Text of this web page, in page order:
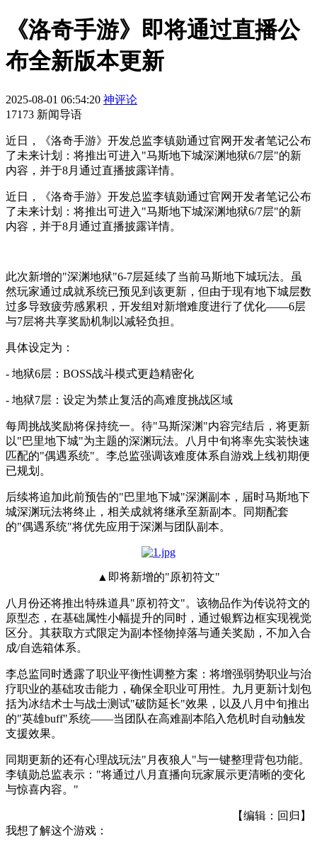
《洛奇手游》即将通过直播公
布全新版本更新
2025-08-01 06:54:20 神评论
17173 新闻导语
近日，《洛奇手游》开发总监李镇勋通过官网开发者笔记公布
了未来计划：将推出可进入"马斯地下城深渊地狱6/7层"的新
内容，并于8月通过直播披露详情。
近日，《洛奇手游》开发总监李镇勋通过官网开发者笔记公布
了未来计划：将推出可进入"马斯地下城深渊地狱6/7层"的新
内容，并于8月通过直播披露详情。
此次新增的"深渊地狱"6-7层延续了当前马斯地下城玩法。虽
然玩家通过成就系统已预见到该更新，但由于现有地下城层数
过多导致疲劳感累积，开发组对新增难度进行了优化——6层
与7层将共享奖励机制以减轻负担。
具体设定为：
- 地狱6层：BOSS战斗模式更趋精密化
- 地狱7层：设定为禁止复活的高难度挑战区域
每周挑战奖励将保持统一。待"马斯深渊"内容完结后，将更新
以"巴里地下城"为主题的深渊玩法。八月中旬将率先实装快速
匹配的"偶遇系统"。李总监强调该难度体系自游戏上线初期便
已规划。
后续将追加此前预告的"巴里地下城"深渊副本，届时马斯地下
城深渊玩法将终止，相关成就将继承至新副本。同期配套
的"偶遇系统"将优先应用于深渊与团队副本。
▲即将新增的"原初符文"
八月份还将推出特殊道具"原初符文"。该物品作为传说符文的
原型态，在基础属性小幅提升的同时，通过银辉边框实现视觉
区分。其获取方式限定为副本怪物掉落与通关奖励，不加入合
成/自选箱体系。
李总监同时透露了职业平衡性调整方案：将增强弱势职业与治
疗职业的基础攻击能力，确保全职业可用性。九月更新计划包
括为冰结术士与战士测试"破防延长"效果，以及八月中旬推出
的"英雄buff"系统——当团队在高难副本陷入危机时自动触发
支援效果。
同期更新的还有心理战玩法"月夜狼人"与一键整理背包功能。
李镇勋总监表示："将通过八月直播向玩家展示更清晰的变化
与惊喜内容。"
【编辑：回归】
我想了解这个游戏：